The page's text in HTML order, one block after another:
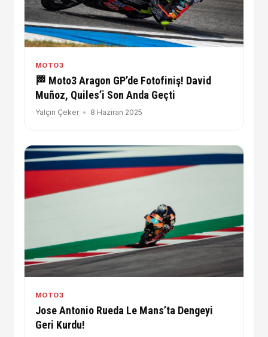
MOTO3
🏁 Moto3 Aragon GP’de Fotofiniş! David
Muñoz, Quiles’i Son Anda Geçti
Yalçın Çeker 8 Haziran 2025
MOTO3
Jose Antonio Rueda Le Mans’ta Dengeyi
Geri Kurdu!